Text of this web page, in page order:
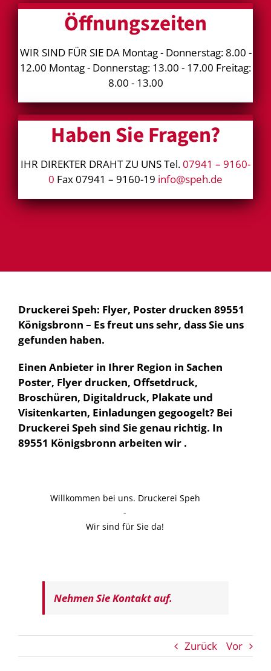
Öffnungszeiten
WIR SIND FÜR SIE DA Montag - Donnerstag: 8.00 -
12.00 Montag - Donnerstag: 13.00 - 17.00 Freitag:
8.00 - 13.00
Haben Sie Fragen?
IHR DIREKTER DRAHT ZU UNS Tel.07941 – 9160-
0 Fax 07941 – 9160-19 info@speh.de
Druckerei Speh: Flyer, Poster drucken 89551
Königsbronn – Es freut uns sehr, dass Sie uns
gefunden haben.
Einen Anbieter in Ihrer Region in Sachen
Poster, Flyer drucken, Offsetdruck,
Broschüren, Digitaldruck, Plakate und
Visitenkarten, Einladungen gegoogelt? Bei
Druckerei Speh sind Sie genau richtig. In
89551 Königsbronn arbeiten wir .
Willkommen bei uns. Druckerei Speh
-
Wir sind für Sie da!
Nehmen Sie Kontakt auf.
Zurück Vor